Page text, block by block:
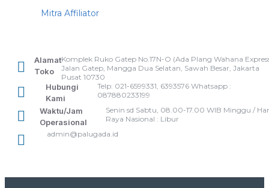
Mitra Affiliator
Alamat
Toko
Komplek Ruko Gatep No.17N-O (Ada Plang Wahana
Jalan Gatep, Mangga Dua Selatan, Sawah Besar, Jakarta
Pusat 10730
Hubungi
Kami
Telp: 021-6599331, 6393576 Whatsapp :
087880233199
Waktu/Jam
Operasional
Senin sd Sabtu, 08.00-17.00 WIB Minggu /
Raya Nasional : Libur
admin@palugada.id